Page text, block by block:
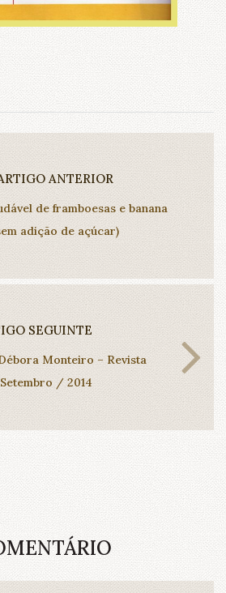
ANTERIOR
de framboesas e banana
adição de açúcar)
SEGUINTE
Monteiro – Revista
Setembro / 2014